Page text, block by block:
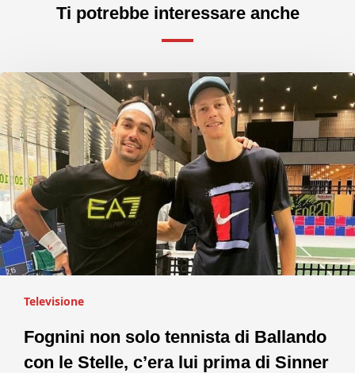
Ti potrebbe interessare anche
Televisione
Fognini non solo tennista di Ballando
con le Stelle, c’era lui prima di Sinner